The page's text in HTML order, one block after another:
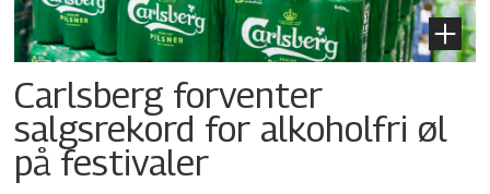
Carlsberg forventer
salgsrekord for alkoholfri øl
på festivaler